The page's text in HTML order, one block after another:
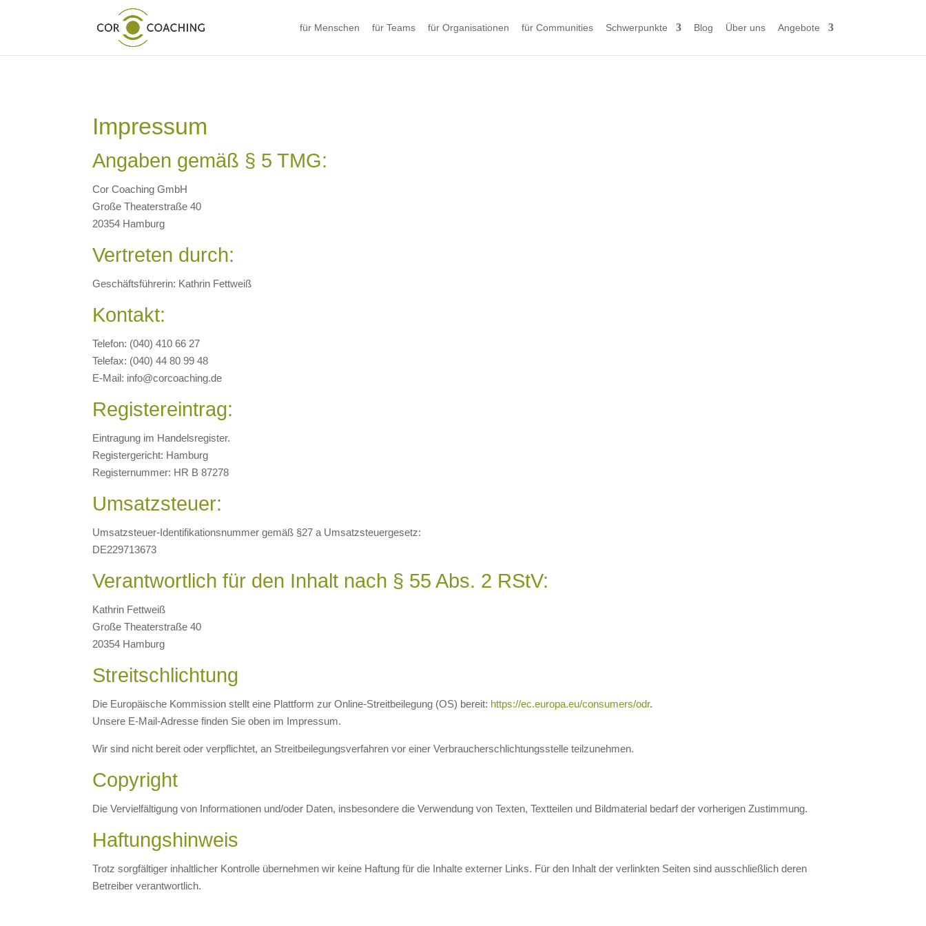
für Menschen für Teams für Organisationen für Communities Schwerpunkte Blog Über uns Angebote
Impressum
Angaben gemäß § 5 TMG:
Cor Coaching GmbH
Große Theaterstraße 40
20354 Hamburg
Vertreten durch:
Geschäftsführerin: Kathrin Fettweiß
Kontakt:
Telefon: (040) 410 66 27
Telefax: (040) 44 80 99 48
E-Mail: info@corcoaching.de
Registereintrag:
Eintragung im Handelsregister.
Registergericht: Hamburg
Registernummer: HR B 87278
Umsatzsteuer:
Umsatzsteuer-Identifikationsnummer gemäß §27 a Umsatzsteuergesetz:
DE229713673
Verantwortlich für den Inhalt nach § 55 Abs. 2 RStV:
Kathrin Fettweiß
Große Theaterstraße 40
20354 Hamburg
Streitschlichtung
Die Europäische Kommission stellt eine Plattform zur Online-Streitbeilegung (OS) bereit: https://ec.europa.eu/consumers/odr.
Unsere E-Mail-Adresse finden Sie oben im Impressum.
Wir sind nicht bereit oder verpflichtet, an Streitbeilegungsverfahren vor einer Verbraucherschlichtungsstelle teilzunehmen.
Copyright
Die Vervielfältigung von Informationen und/oder Daten, insbesondere die Verwendung von Texten, Textteilen und Bildmaterial bedarf der vorherigen Zustimmung.
Haftungshinweis
Trotz sorgfältiger inhaltlicher Kontrolle übernehmen wir keine Haftung für die Inhalte externer Links. Für den Inhalt der verlinkten Seiten sind ausschließlich deren
Betreiber verantwortlich.